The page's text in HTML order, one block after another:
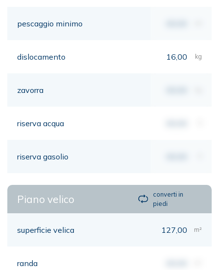
pescaggio minimo
dislocamento 16,00 kg
zavorra
riserva acqua
riserva gasolio
Piano velico
converti in
piedi
superficie velica 127,00 m²
randa